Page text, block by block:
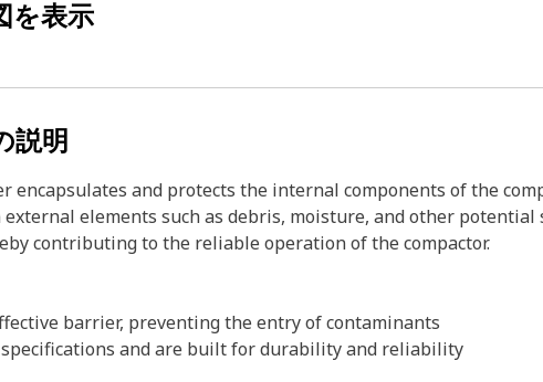
を表示
説明
encapsulates and protects the internal components of the
elements such as debris, moisture, and other
contributing to the reliable operation of the compactor.
barrier, preventing the entry of contaminants
specifications and are built for durability and reliability